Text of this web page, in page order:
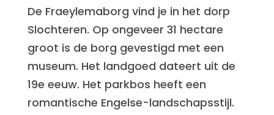
De Fraeylemaborg vind je in het dorp
Slochteren. Op ongeveer 31 hectare
groot is de borg gevestigd met een
museum. Het landgoed dateert uit de
19e eeuw. Het parkbos heeft een
romantische Engelse-landschapsstijl.